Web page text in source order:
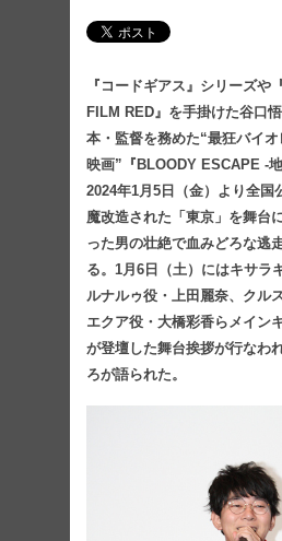
『コードギアス』シリーズや
FILM RED』を手掛けた谷口
本・監督を務めた“最狂バイ
映画”『BLOODY ESCAPE -
2024年1月5日（金）より全国
魔改造された「東京」を舞台
った男の壮絶で血みどろな逃
る。1月6日（土）にはキサラ
ルナルゥ役・上田麗奈、クル
エクア役・大橋彩香らメイン
が登壇した舞台挨拶が行なわ
ろが語られた。